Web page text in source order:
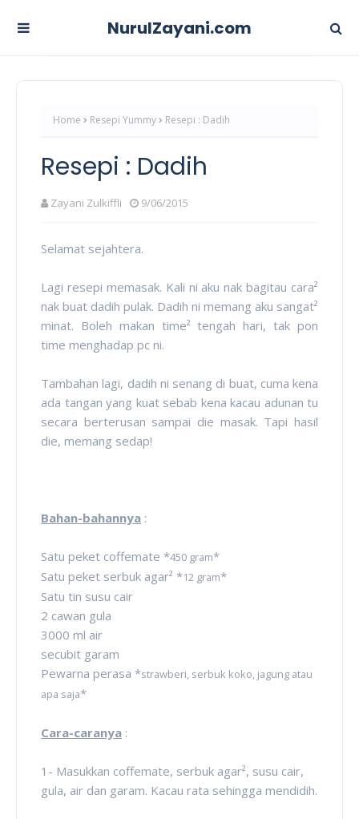
NurulZayani.com
Home Resepi Yummy Resepi : Dadih
Resepi : Dadih
Zayani Zulkiffli 9/06/2015
Selamat sejahtera.
Lagi resepi memasak. Kali ni aku nak bagitau cara²
nak buat dadih pulak. Dadih ni memang aku sangat²
minat. Boleh makan time² tengah hari, tak pon
time menghadap pc ni.
Tambahan lagi, dadih ni senang di buat, cuma kena
ada tangan yang kuat sebab kena kacau adunan tu
secara berterusan sampai die masak. Tapi hasil
die, memang sedap!
Bahan-bahannya :
Satu peket coffemate *450 gram*
Satu peket serbuk agar² *12 gram*
Satu tin susu cair
2 cawan gula
3000 ml air
secubit garam
Pewarna perasa *strawberi, serbuk koko, jagung atau
apa saja*
Cara-caranya :
1- Masukkan coffemate, serbuk agar², susu cair,
gula, air dan garam. Kacau rata sehingga mendidih.